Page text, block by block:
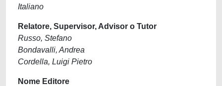
Italiano
Relatore, Supervisor, Advisor o Tutor
Russo, Stefano
Bondavalli, Andrea
Cordella, Luigi Pietro
Nome Editore